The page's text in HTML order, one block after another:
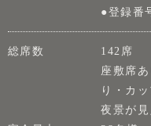
●登録番
総席数
142席
座敷席
り・カ
夜景が見